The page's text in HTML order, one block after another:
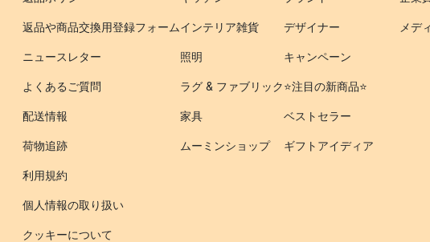
返品や商品交換用登録フォーム
ニュースレター
よくあるご質問
配送情報
荷物追跡
利用規約
個人情報の取り扱い
クッキーについて
インテリア雑貨
照明
ラグ & ファブリック
家具
ムーミンショップ
デザイナー
キャンペーン
⭐️注目の新商品⭐️
ベストセラー
ギフトアイディア
メデ